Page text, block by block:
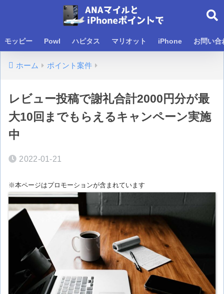
モッピー Powl ハピタス マリオット iPhone お問い合
ホーム ポイント案件
レビュー投稿で謝礼合計2000円分が最
大10回までもらえるキャンペーン実施
中
2022-01-21
※本ページはプロモーションが含まれています